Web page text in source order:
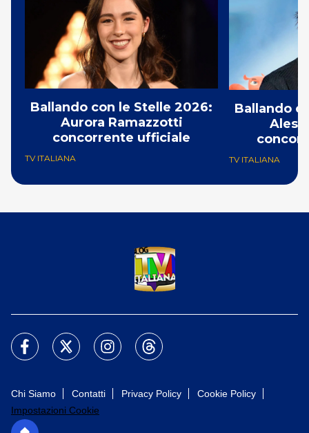
Ballando con le Stelle 2026:
Aurora Ramazzotti
concorrente ufficiale
TV ITALIANA
Ballando
TV ITALIANA
Chi Siamo Contatti Privacy Policy
Cookie Policy
Impostazioni Cookie